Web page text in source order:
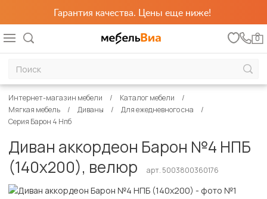
Гарантия качества. Цены еще ниже!
0
Интернет-магазин мебели
Каталог мебели
Мягкая мебель
Диваны
Для ежедневного сна
Серия Барон 4 Нпб
Диван аккордеон Барон №4 НПБ
(140х200), велюр
арт. 5003800360176